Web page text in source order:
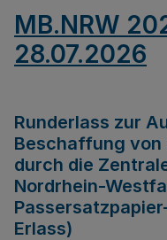
MB.NRW
28.07.2026
Runderlass zur
Beschaffung von
durch die
Nordrhein-
Erlass)